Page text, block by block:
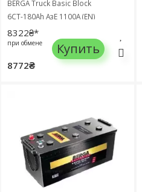
BERGA Truck Basic Block
6СТ-180Ah АзЕ 1100A (EN)
680033110
8322₴*
при обмене
8772₴
Купить